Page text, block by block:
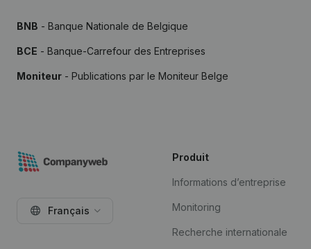
BNB - Banque Nationale de Belgique
BCE - Banque-Carrefour des Entreprises
Moniteur - Publications par le Moniteur Belge
Français
Produit
Informations d’entreprise
Monitoring
Recherche internationale